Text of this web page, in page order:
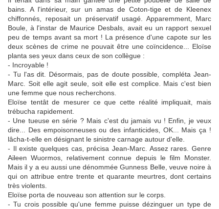
bains. A l'intérieur, sur un amas de Coton-tige et de Kleenex
chiffonnés, reposait un préservatif usagé. Apparemment, Marc
Boule, à l'instar de Maurice Desbals, avait eu un rapport sexuel
peu de temps avant sa mort ! La présence d'une capote sur les
deux scènes de crime ne pouvait être une coïncidence... Eloïse
planta ses yeux dans ceux de son collègue :
- Incroyable !
- Tu l'as dit. Désormais, pas de doute possible, compléta Jean-
Marc. Soit elle agit seule, soit elle est complice. Mais c'est bien
une femme que nous recherchons.
Eloïse tentât de mesurer ce que cette réalité impliquait, mais
trébucha rapidement.
- Une tueuse en série ? Mais c'est du jamais vu ! Enfin, je veux
dire... Des empoisonneuses ou des infanticides, OK... Mais ça !
lâcha-t-elle en désignant le sinistre carnage autour d'elle.
- Il existe quelques cas, précisa Jean-Marc. Assez rares. Genre
Aileen Wuormos, relativement connue depuis le film Monster.
Mais il y a eu aussi une dénommée Gunness Belle, veuve noire à
qui on attribue entre trente et quarante meurtres, dont certains
très violents.
Eloïse porta de nouveau son attention sur le corps.
- Tu crois possible qu'une femme puisse dézinguer un type de